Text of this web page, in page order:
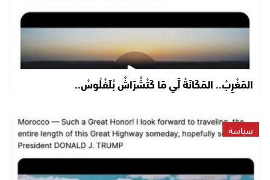
المَغْرِبْ.. المَكَانَةْ لِّي مَا كَتْشْرَاشْ بْلَفْلُوسْ..
سياسة